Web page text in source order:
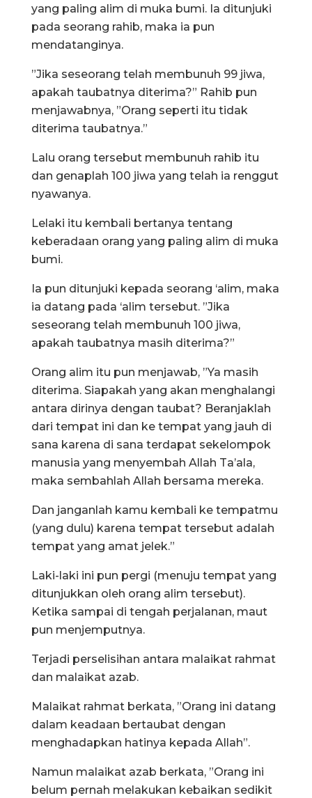
yang paling alim di muka bumi. Ia ditunjuki
pada seorang rahib, maka ia pun
mendatanginya.
”Jika seseorang telah membunuh 99 jiwa,
apakah taubatnya diterima?” Rahib pun
menjawabnya, ”Orang seperti itu tidak
diterima taubatnya.”
Lalu orang tersebut membunuh rahib itu
dan genaplah 100 jiwa yang telah ia renggut
nyawanya.
Lelaki itu kembali bertanya tentang
keberadaan orang yang paling alim di muka
bumi.
Ia pun ditunjuki kepada seorang ‘alim, maka
ia datang pada ‘alim tersebut. ”Jika
seseorang telah membunuh 100 jiwa,
apakah taubatnya masih diterima?”
Orang alim itu pun menjawab, ”Ya masih
diterima. Siapakah yang akan menghalangi
antara dirinya dengan taubat? Beranjaklah
dari tempat ini dan ke tempat yang jauh di
sana karena di sana terdapat sekelompok
manusia yang menyembah Allah Ta’ala,
maka sembahlah Allah bersama mereka.
Dan janganlah kamu kembali ke tempatmu
(yang dulu) karena tempat tersebut adalah
tempat yang amat jelek.”
Laki-laki ini pun pergi (menuju tempat yang
ditunjukkan oleh orang alim tersebut).
Ketika sampai di tengah perjalanan, maut
pun menjemputnya.
Terjadi perselisihan antara malaikat rahmat
dan malaikat azab.
Malaikat rahmat berkata, ”Orang ini datang
dalam keadaan bertaubat dengan
menghadapkan hatinya kepada Allah”.
Namun malaikat azab berkata, ”Orang ini
belum pernah melakukan kebaikan sedikit